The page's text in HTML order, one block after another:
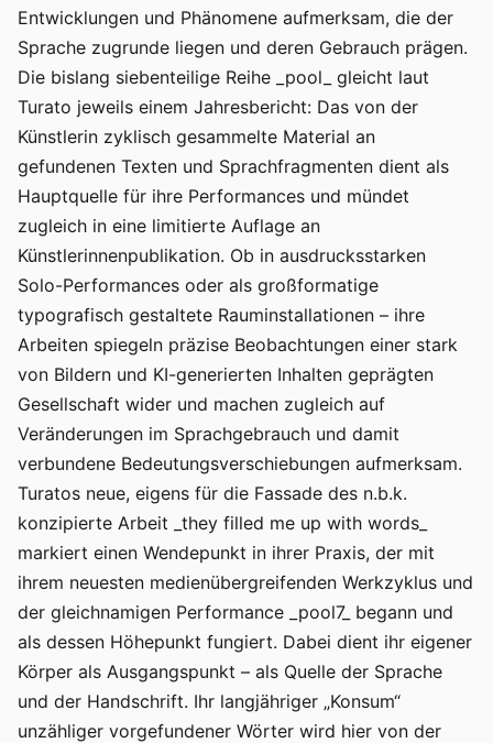
Entwicklungen und Phänomene aufmerksam, die der
Sprache zugrunde liegen und deren Gebrauch prägen.
Die bislang siebenteilige Reihe _pool_ gleicht laut
Turato jeweils einem Jahresbericht: Das von der
Künstlerin zyklisch gesammelte Material an
gefundenen Texten und Sprachfragmenten dient als
Hauptquelle für ihre Performances und mündet
zugleich in eine limitierte Auflage an
Künstlerinnenpublikation. Ob in ausdrucksstarken
Solo-Performances oder als großformatige
typografisch gestaltete Rauminstallationen – ihre
Arbeiten spiegeln präzise Beobachtungen einer stark
von Bildern und KI-generierten Inhalten geprägten
Gesellschaft wider und machen zugleich auf
Veränderungen im Sprachgebrauch und damit
verbundene Bedeutungsverschiebungen aufmerksam.
Turatos neue, eigens für die Fassade des n.b.k.
konzipierte Arbeit _they filled me up with words_
markiert einen Wendepunkt in ihrer Praxis, der mit
ihrem neuesten medienübergreifenden Werkzyklus und
der gleichnamigen Performance _pool7_ begann und
als dessen Höhepunkt fungiert. Dabei dient ihr eigener
Körper als Ausgangspunkt – als Quelle der Sprache
und der Handschrift. Ihr langjähriger „Konsum“
unzähliger vorgefundener Wörter wird hier von der